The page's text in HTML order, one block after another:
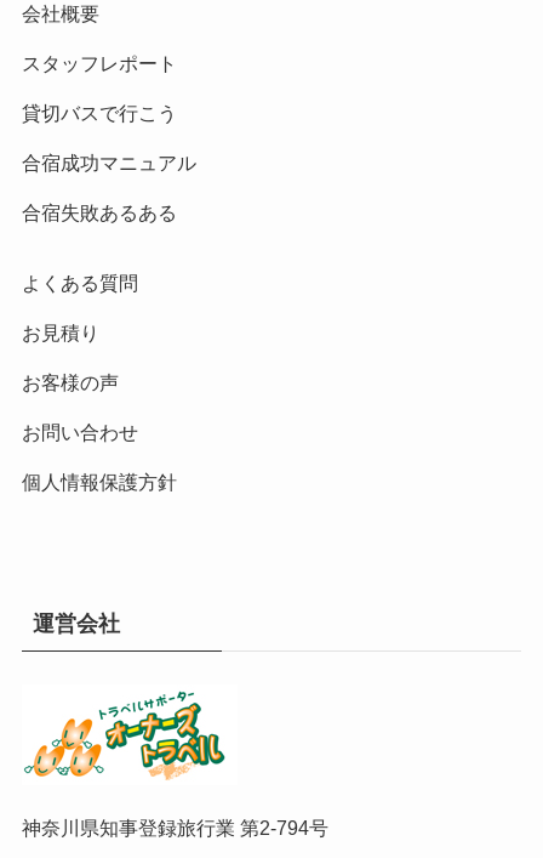
会社概要
スタッフレポート
貸切バスで行こう
合宿成功マニュアル
合宿失敗あるある
よくある質問
お見積り
お客様の声
お問い合わせ
個人情報保護方針
運営会社
神奈川県知事登録旅行業 第2-794号